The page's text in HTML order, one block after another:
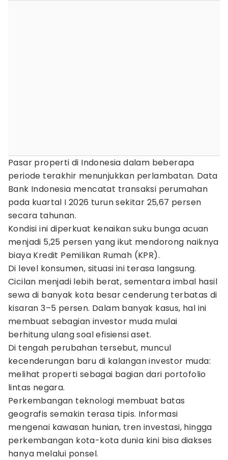
Pasar properti di Indonesia dalam beberapa
periode terakhir menunjukkan perlambatan. Data
Bank Indonesia mencatat transaksi perumahan
pada kuartal I 2026 turun sekitar 25,67 persen
secara tahunan.
Kondisi ini diperkuat kenaikan suku bunga acuan
menjadi 5,25 persen yang ikut mendorong naiknya
biaya Kredit Pemilikan Rumah (KPR).
Di level konsumen, situasi ini terasa langsung.
Cicilan menjadi lebih berat, sementara imbal hasil
sewa di banyak kota besar cenderung terbatas di
kisaran 3–5 persen. Dalam banyak kasus, hal ini
membuat sebagian investor muda mulai
berhitung ulang soal efisiensi aset.
Di tengah perubahan tersebut, muncul
kecenderungan baru di kalangan investor muda:
melihat properti sebagai bagian dari portofolio
lintas negara.
Perkembangan teknologi membuat batas
geografis semakin terasa tipis. Informasi
mengenai kawasan hunian, tren investasi, hingga
perkembangan kota-kota dunia kini bisa diakses
hanya melalui ponsel.